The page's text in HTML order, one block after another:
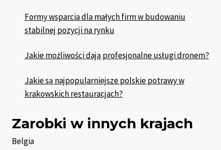
Formy wsparcia dla małych firm w budowaniu
stabilnej pozycji na rynku
Jakie możliwości dają profesjonalne usługi dronem?
Jakie są najpopularniejsze polskie potrawy w
krakowskich restauracjach?
Zarobki w innych krajach
Belgia